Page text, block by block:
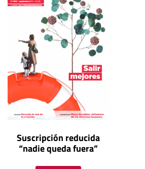
Suscripción reducida
“nadie queda fuera”